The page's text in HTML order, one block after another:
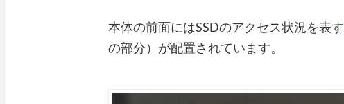
本体の前面にはSSDのアクセス状況を表す
の部分）が配置されています。